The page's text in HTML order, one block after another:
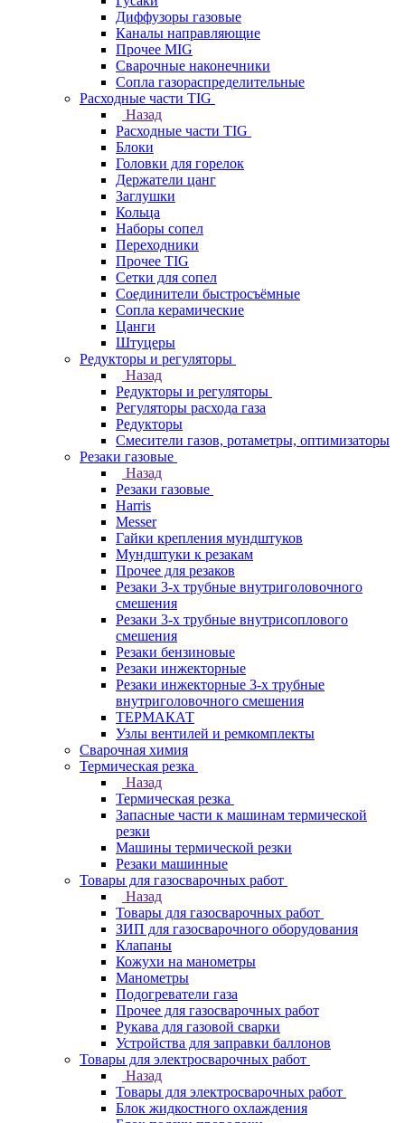
Диффузоры газовые
Каналы направляющие
Прочее MIG
Сварочные наконечники
Сопла газораспределительные
Расходные части TIG
Назад
Расходные части TIG
Блоки
Головки для горелок
Держатели цанг
Заглушки
Кольца
Наборы сопел
Переходники
Прочее TIG
Сетки для сопел
Соединители быстросъёмные
Сопла керамические
Цанги
Штуцеры
Редукторы и регуляторы
Назад
Редукторы и регуляторы
Регуляторы расхода газа
Редукторы
Смесители газов, ротаметры, оптимизаторы
Резаки газовые
Назад
Резаки газовые
Harris
Messer
Гайки крепления мундштуков
Мундштуки к резакам
Прочее для резаков
Резаки 3-х трубные внутриголовочного
смешения
Резаки 3-х трубные внутрисоплового
смешения
Резаки бензиновые
Резаки инжекторные
Резаки инжекторные 3-х трубные
внутриголовочного смешения
ТЕРМАКАТ
Узлы вентилей и ремкомплекты
Сварочная химия
Термическая резка
Назад
Термическая резка
Запасные части к машинам термической
резки
Машины термической резки
Резаки машинные
Товары для газосварочных работ
Назад
Товары для газосварочных работ
ЗИП для газосварочного оборудования
Клапаны
Кожухи на манометры
Манометры
Подогреватели газа
Прочее для газосварочных работ
Рукава для газовой сварки
Устройства для заправки баллонов
Товары для электросварочных работ
Назад
Товары для электросварочных работ
Блок жидкостного охлаждения